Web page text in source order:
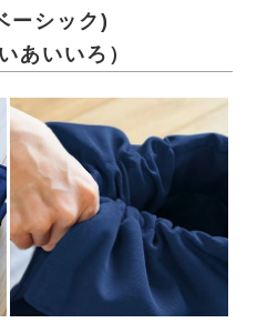
ーシック)
あいいろ）